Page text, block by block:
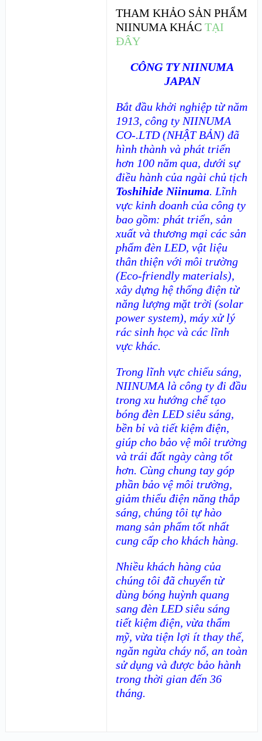
THAM KHẢO SẢN PHẨM
NIINUMA KHÁC TẠI
ĐÂY
CÔNG TY NIINUMA
JAPAN
Bắt đầu khởi nghiệp từ năm
1913, công ty NIINUMA
CO-.LTD (NHẬT BẢN) đã
hình thành và phát triển
hơn 100 năm qua, dưới sự
điều hành của ngài chủ tịch
Toshihide Niinuma. Lĩnh
vực kinh doanh của công ty
bao gồm: phát triển, sản
xuất và thương mại các sản
phẩm đèn LED, vật liệu
thân thiện với môi trường
(Eco-friendly materials),
xây dựng hệ thống điện từ
năng lượng mặt trời (solar
power system), máy xử lý
rác sinh học và các lĩnh
vực khác.
Trong lĩnh vực chiếu sáng,
NIINUMA là công ty đi đầu
trong xu hướng chế tạo
bóng đèn LED siêu sáng,
bền bỉ và tiết kiệm điện,
giúp cho bảo vệ môi trường
và trái đất ngày càng tốt
hơn. Cùng chung tay góp
phần bảo vệ môi trường,
giảm thiểu điện năng thắp
sáng, chúng tôi tự hào
mang sản phẩm tốt nhất
cung cấp cho khách hàng.
Nhiều khách hàng của
chúng tôi đã chuyển từ
dùng bóng huỳnh quang
sang đèn LED siêu sáng
tiết kiệm điện, vừa thẩm
mỹ, vừa tiện lợi ít thay thế,
ngăn ngừa cháy nổ, an toàn
sử dụng và được bảo hành
trong thời gian đến 36
tháng.